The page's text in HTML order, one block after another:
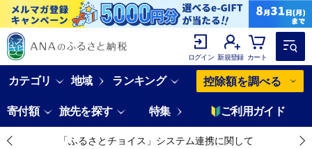
ログイン 新規登録 カート
カテゴリ 地域 ランキング 控除額を調べる
寄付額 旅先を探す 特集 ご利用ガイド
「ふるさとチョイス」システム連携に関して